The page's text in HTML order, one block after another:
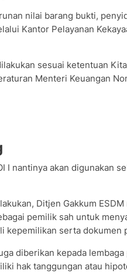
nilai barang bukti,
Kantor Pelayanan
sesuai ketentuan
Menteri Keuangan
I nantinya akan digunakan
Ditjen Gakkum
pemilik sah untuk
kepemilikan serta dokumen
diberikan kepada
hak tanggungan atau